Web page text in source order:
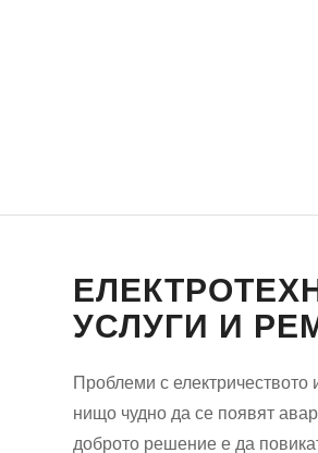
УСЛУГИ И
Проблеми с електричеството
нищо чудно да се появят
доброто решение е да